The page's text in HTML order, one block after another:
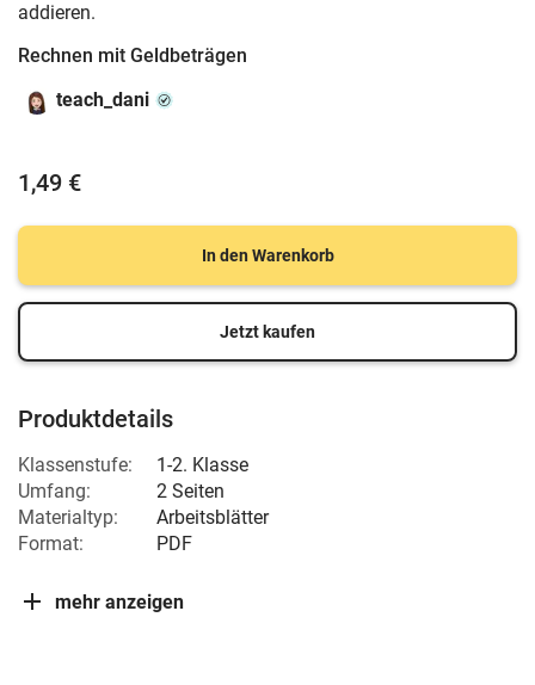
addieren.
Rechnen mit Geldbeträgen
teach_dani
1,49 €
In den Warenkorb
Jetzt kaufen
Produktdetails
Klassenstufe:
1-2. Klasse
Umfang:
2 Seiten
Materialtyp:
Arbeitsblätter
Format:
PDF
mehr anzeigen